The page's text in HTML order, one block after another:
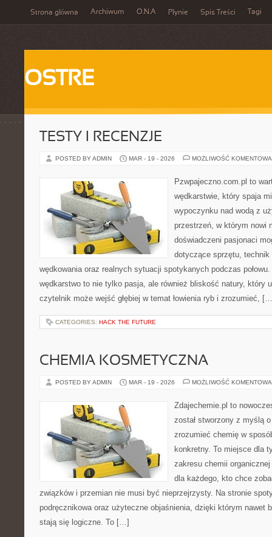
Strona główna Archiwum O.N.A Płynie Spis Treści Tagi
OSTRE
TESTY I RECENZJE
POSTED BY ADMIN MAR - 19 - 2026 MOŻLIWOŚĆ
Pzwpajeczno.com.pl to
wędkarstwie, który spaja
wypoczynku nad wodą z
przestrzeń, w którym nowi
doświadczeni pasjonaci
dotyczące sprzętu, technik
wędkowania oraz realnych sytuacji spotykanych podczas
wędkarstwo to nie tylko pasja, ale również bliskość natury, który
czytelnik może wejść głębiej w temat łowienia ryb i zrozumieć,
CATEGORIES: HACK THE FUTURE
CHEMIA KOSMETYCZNA
POSTED BY ADMIN MAR - 19 - 2026 MOŻLIWOŚĆ
Zdajechemie.pl to
został stworzony z myślą
zrozumieć chemię w
konkretny. To miejsce dla
zakresu chemii
dla każdego, kto chce
związków i przemian nie musi być nieprzejrzysty. Na stronie
podręcznikowa oraz użyteczne objaśnienia, dzięki którym nawet
stają się logiczne. To […]